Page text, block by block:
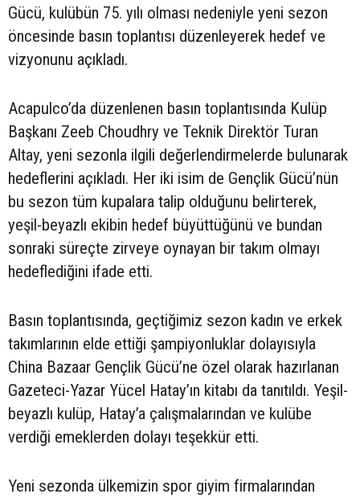
Gücü, kulübün 75. yılı olması nedeniyle yeni sezon
öncesinde basın toplantısı düzenleyerek hedef ve
vizyonunu açıkladı.
Acapulco’da düzenlenen basın toplantısında Kulüp
Başkanı Zeeb Choudhry ve Teknik Direktör Turan
Altay, yeni sezonla ilgili değerlendirmelerde bulunarak
hedeflerini açıkladı. Her iki isim de Gençlik Gücü’nün
bu sezon tüm kupalara talip olduğunu belirterek,
yeşil-beyazlı ekibin hedef büyüttüğünü ve bundan
sonraki süreçte zirveye oynayan bir takım olmayı
hedeflediğini ifade etti.
Basın toplantısında, geçtiğimiz sezon kadın ve erkek
takımlarının elde ettiği şampiyonluklar dolayısıyla
China Bazaar Gençlik Gücü’ne özel olarak hazırlanan
Gazeteci-Yazar Yücel Hatay’ın kitabı da tanıtıldı. Yeşil-
beyazlı kulüp, Hatay’a çalışmalarından ve kulübe
verdiği emeklerden dolayı teşekkür etti.
Yeni sezonda ülkemizin spor giyim firmalarından